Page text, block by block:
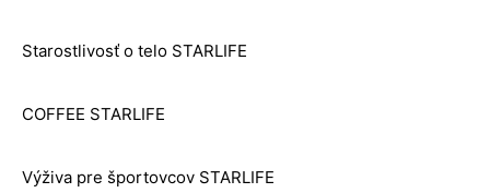
Starostlivosť o telo STARLIFE
COFFEE STARLIFE
Výživa pre športovcov STARLIFE